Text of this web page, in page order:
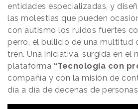
entidades especializadas, y
las molestias que pueden
con autismo los ruidos fuertes
perro, el bullicio de una multitud
tren. Una iniciativa, surgida en el
plataforma “Tecnología con
compañía y con la misión de
día a día de decenas de